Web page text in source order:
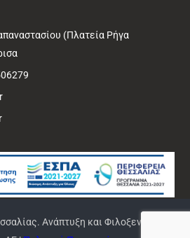
(Πλατεία Ρήγα
Ανάπτυξη και Φιλοξενία από